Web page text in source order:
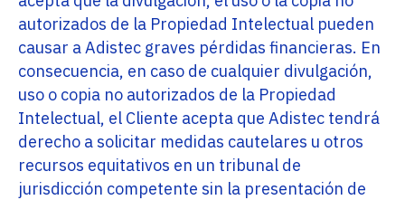
autorizados de la Propiedad Intelectual pueden
causar a Adistec graves pérdidas financieras. En
consecuencia, en caso de cualquier divulgación,
uso o copia no autorizados de la Propiedad
Intelectual, el Cliente acepta que Adistec tendrá
derecho a solicitar medidas cautelares u otros
recursos equitativos en un tribunal de
jurisdicción competente sin la presentación de